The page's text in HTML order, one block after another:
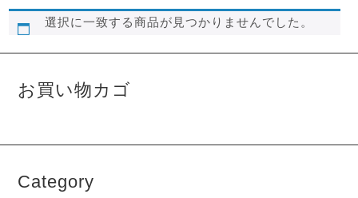
選択に一致する商品が見つかりませんでした。
お買い物カゴ
Category